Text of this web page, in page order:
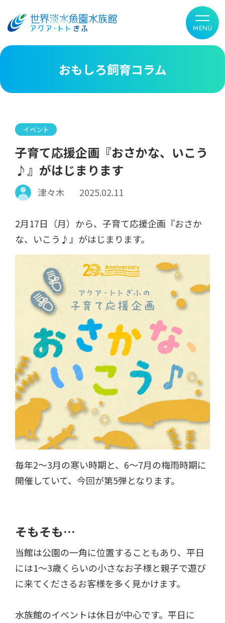
おもしろ飼育コラム
イベント
子育て応援企画『おさかな、いこう
♪』がはじまります
津々木 2025.02.11
2月17日（月）から、子育て応援企画『おさか
な、いこう♪』がはじまります。
毎年2～3月の寒い時期と、6～7月の梅雨時期に
開催していて、今回が第5弾となります。
そもそも…
当館は公園の一角に位置することもあり、平日
には1～3歳くらいの小さなお子様と親子で遊び
に来てくださるお客様を多く見かけます。
水族館のイベントは休日が中心です。平日に